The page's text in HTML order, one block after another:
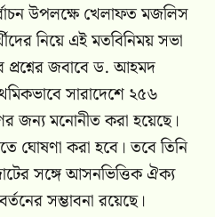
উপলক্ষে খেলাফত মজলিস
নিয়ে এই মতবিনিময় সভা
প্রশ্নের জবাবে ড. আহমদ
সারাদেশে ২৫৬
জন্য মনোনীত করা হয়েছে।
ঘোষণা করা হবে। তবে তিনি
সঙ্গে আসনভিত্তিক ঐক্য
সম্ভাবনা রয়েছে।